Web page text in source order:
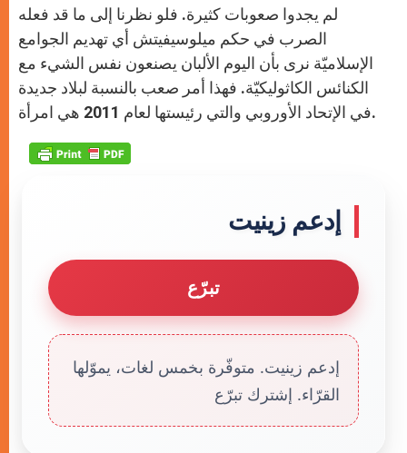
لم يجدوا صعوبات كثيرة. فلو نظرنا إلى ما قد فعله
الصرب في حكم ميلوسيفيتش أي تهديم الجوامع
الإسلاميّة نرى بأن اليوم الألبان يصنعون نفس الشيء مع
الكنائس الكاثوليكيّة. فهذا أمر صعب بالنسبة لبلاد جديدة
في الإتحاد الأوروبي والتي رئيستها لعام 2011 هي امرأة.
إدعم زينيت
تبرّع
إدعم زينيت. متوفّرة بخمس لغات، يموّلها
القرّاء. إشترك تبرّع